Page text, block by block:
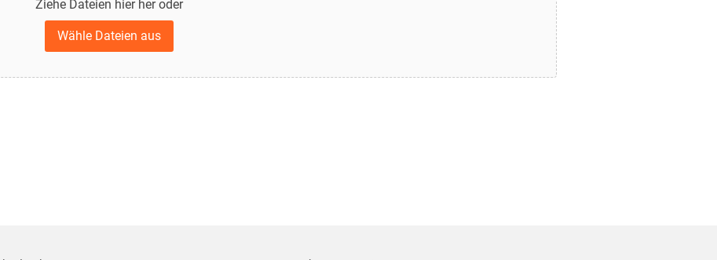
Ziehe Dateien hier her oder
Wähle Dateien aus